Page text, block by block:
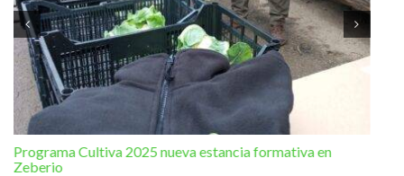
Programa Cultiva 2025 nueva estancia formativa en
Zeberio